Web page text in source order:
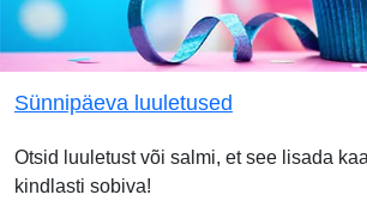
Sünnipäeva luuletused
Otsid luuletust või salmi, et see lisada
kindlasti sobiva!